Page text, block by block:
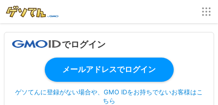
でログイン
ゲソてんに登録がない場合や、GMO IDをお持ちでないお客様はこ
ちら